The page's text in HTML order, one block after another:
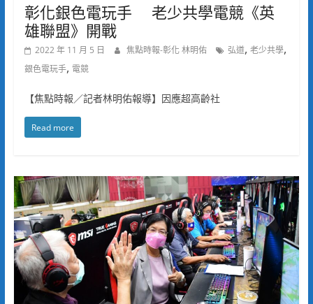
彰化銀色電玩手 老少共學電競《英
雄聯盟》開戰
2022 年 11 月 5 日 焦點時報-彰化 林明佑 弘道, 老少共學,
銀色電玩手, 電競
【焦點時報／記者林明佑報導】因應超高齡社
Read more